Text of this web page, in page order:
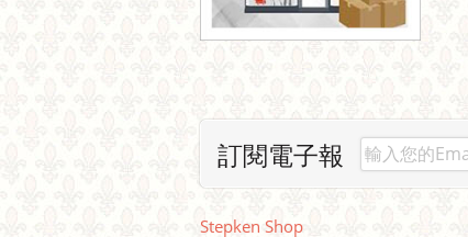
訂閱電子報
Stepken Shop